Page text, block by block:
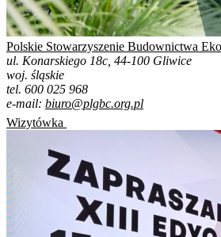
Polskie Stowarzyszenie Budownictwa
ul. Konarskiego 18c, 44-100 Gliwice
woj. śląskie
tel. 600 025 968
e-mail: biuro@plgbc.org.pl
Wizytówka